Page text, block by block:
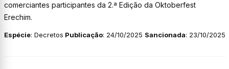
comerciantes participantes da 2.ª Edição da Oktoberfest
Erechim.
Espécie: Decretos Publicação: 24/10/2025 Sancionada: 23/10/2025